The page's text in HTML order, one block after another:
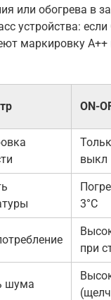
или обогрева в
устройства:
маркировку A++
ON-
выкл
3°C
при
шума